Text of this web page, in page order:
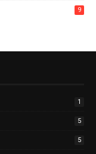
9
1
5
5